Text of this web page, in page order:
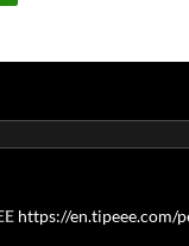
https://en.tipeee.com/